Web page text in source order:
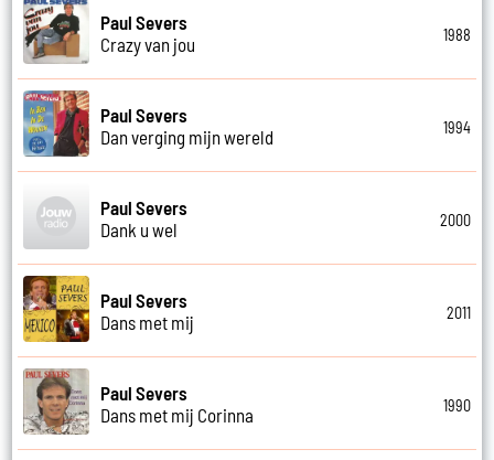
Paul Severs
Crazy van jou
1988
Paul Severs
Dan verging mijn wereld
1994
Paul Severs
Dank u wel
2000
Paul Severs
Dans met mij
2011
Paul Severs
Dans met mij Corinna
1990